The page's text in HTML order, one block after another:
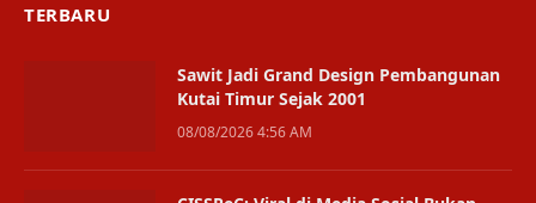
TERBARU
Sawit Jadi Grand Design Pembangunan
Kutai Timur Sejak 2001
08/08/2026 4:56 AM